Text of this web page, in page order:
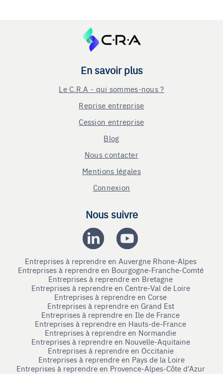
En savoir plus
Le C.R.A - qui sommes-nous ?
Reprise entreprise
Cession entreprise
Blog
Nous contacter
Mentions légales
Connexion
Nous suivre
Entreprises à reprendre en Auvergne Rhone-Alpes
Entreprises à reprendre en Bourgogne-Franche-Comté
Entreprises à reprendre en Bretagne
Entreprises à reprendre en Centre-Val de Loire
Entreprises à reprendre en Corse
Entreprises à reprendre en Grand Est
Entreprises à reprendre en Ile de France
Entreprises à reprendre en Hauts-de-France
Entreprises à reprendre en Normandie
Entreprises à reprendre en Nouvelle-Aquitaine
Entreprises à reprendre en Occitanie
Entreprises à reprendre en Pays de la Loire
Entreprises à reprendre en Provence-Alpes-Côte d'Azur